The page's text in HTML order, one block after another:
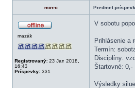
mirec Predmet
mazák
Registrovaný: 23 Jan 2018,
16:43
Príspevky: 331
V sobotu
Prihlásenie a
Termín:
Disciplíny:
Štartovné: 0,-
Výsledky